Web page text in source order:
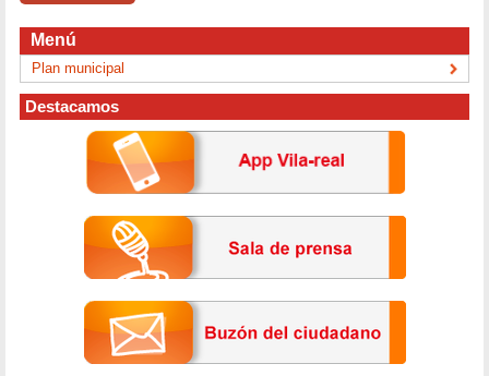
Menú
Plan municipal
Destacamos